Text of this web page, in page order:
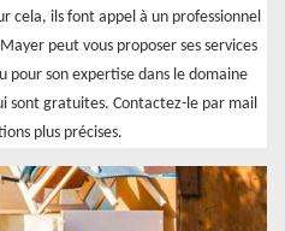
cela, ils font appel à un professionnel
peut vous proposer ses services
son expertise dans le domaine
sont gratuites. Contactez-le par mail
plus précises.